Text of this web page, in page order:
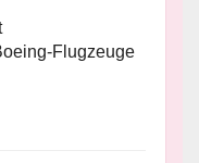
Flugzeuge